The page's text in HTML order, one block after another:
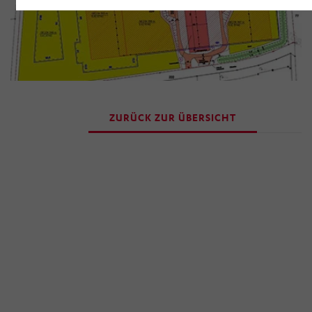
Zukunft widerrufen, indem Sie im Anschluss auf
„Einwilligung widerrufen“ klicken. Über die dortige
Schaltfläche „Einwilligung ändern“ können Sie zudem
Ihre getroffenen Einstellungen anpassen.
ZURÜCK ZUR ÜBERSICHT